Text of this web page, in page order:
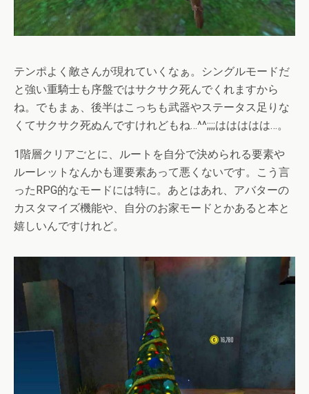
テンポよく敵さんが現れていくなぁ。シングルモードだ
と強い重騎士も序盤ではサクサク死んでくれますから
ね。でもまぁ、後半はこっちも武器やステータス足りな
くてサクサク死ぬんですけれどもね…^^;;;;ははははは…。
1階層クリアごとに、ルートを自分で決められる要素や
ルーレットなんかも運要素あって悪くないです。こう言
ったRPG的なモードには特に。あとはあれ、アバターの
カスタマイズ機能や、自分のお家モードとかあると本と
嬉しいんですけれど。